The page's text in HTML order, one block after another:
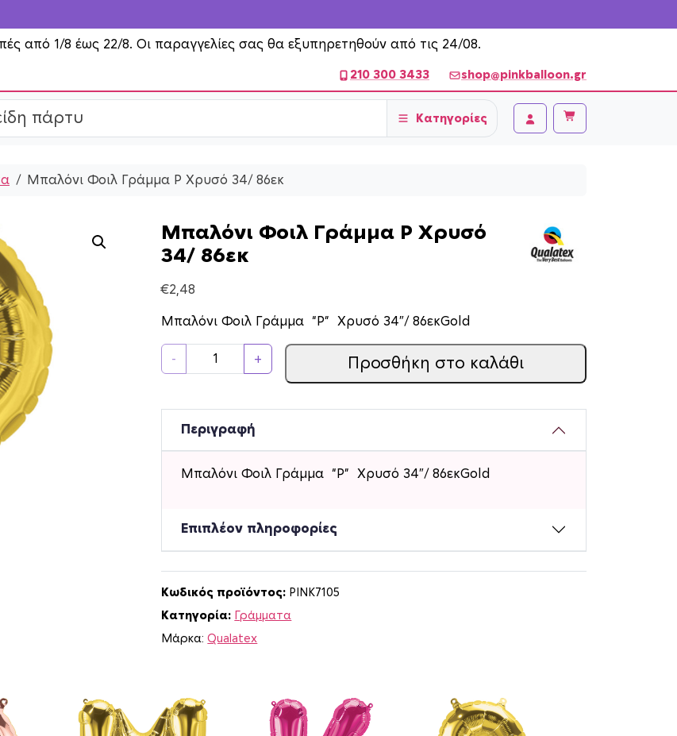
από 1/8 έως 22/8. Οι παραγγελίες σας θα εξυπηρετηθούν από τις 24/08.
210 300 3433 shop@pinkballoon.gr
Κατηγορίες
Account
Cart
Μπαλόνι Φοιλ Γράμμα P Χρυσό 34/ 86εκ
Μπαλόνι Φοιλ Γράμμα P Χρυσό
34/ 86εκ
€2,48
Μπαλόνι Φοιλ Γράμμα “P” Χρυσό 34″/ 86εκGold
-
π
λ
ν
ά
μ
μ
ρ
+ Προσθήκη στο καλάθι
Περιγραφή
Μπαλόνι Φοιλ Γράμμα “P” Χρυσό 34″/ 86εκGold
Επιπλέον πληροφορίες
Κωδικός προϊόντος: PINK7105
Κατηγορία: Γράμματα
Μάρκα:Qualatex